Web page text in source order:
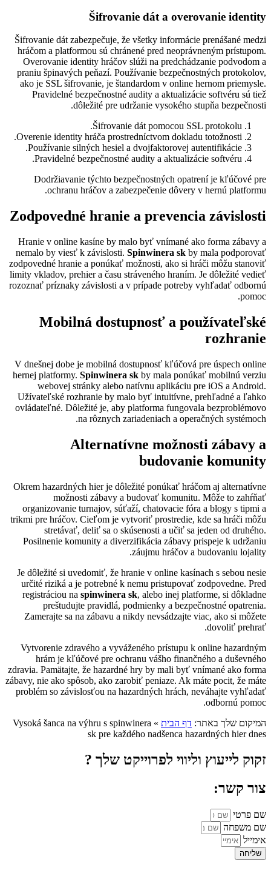
Šifrovanie dát a overovanie identity
Šifrovanie dát zabezpečuje, že všetky informácie prenášané medzi
hráčom a platformou sú chránené pred neoprávneným prístupom.
Overovanie identity hráčov slúži na predchádzanie podvodom a
praniu špinavých peňazí. Používanie bezpečnostných protokolov,
ako je SSL šifrovanie, je štandardom v online hernom priemysle.
Pravidelné bezpečnostné audity a aktualizácie softvéru sú tiež
dôležité pre udržanie vysokého stupňa bezpečnosti.
Šifrovanie dát pomocou SSL protokolu.
Overenie identity hráča prostredníctvom dokladu totožnosti.
Používanie silných hesiel a dvojfaktorovej autentifikácie.
Pravidelné bezpečnostné audity a aktualizácie softvéru.
Dodržiavanie týchto bezpečnostných opatrení je kľúčové pre
ochranu hráčov a zabezpečenie dôvery v hernú platformu.
Zodpovedné hranie a prevencia závislosti
Hranie v online kasíne by malo byť vnímané ako forma zábavy a
nemalo by viesť k závislosti. Spinwinera sk by mala podporovať
zodpovedné hranie a ponúkať možnosti, ako si hráči môžu stanoviť
limity vkladov, prehier a času stráveného hraním. Je dôležité vedieť
rozoznať príznaky závislosti a v prípade potreby vyhľadať odbornú
pomoc.
Mobilná dostupnosť a používateľské
rozhranie
V dnešnej dobe je mobilná dostupnosť kľúčová pre úspech online
hernej platformy. Spinwinera sk by mala ponúkať mobilnú verziu
webovej stránky alebo natívnu aplikáciu pre iOS a Android.
Užívateľské rozhranie by malo byť intuitívne, prehľadné a ľahko
ovládateľné. Dôležité je, aby platforma fungovala bezproblémovo
na rôznych zariadeniach a operačných systémoch.
Alternatívne možnosti zábavy a
budovanie komunity
Okrem hazardných hier je dôležité ponúkať hráčom aj alternatívne
možnosti zábavy a budovať komunitu. Môže to zahŕňať
organizovanie turnajov, súťaží, chatovacie fóra a blogy s tipmi a
trikmi pre hráčov. Cieľom je vytvoriť prostredie, kde sa hráči môžu
stretávať, deliť sa o skúsenosti a učiť sa jeden od druhého.
Posilnenie komunity a diverzifikácia zábavy prispeje k udržaniu
záujmu hráčov a budovaniu lojality.
Je dôležité si uvedomiť, že hranie v online kasínach s sebou nesie
určité riziká a je potrebné k nemu pristupovať zodpovedne. Pred
registráciou na spinwinera sk, alebo inej platforme, si dôkladne
preštudujte pravidlá, podmienky a bezpečnostné opatrenia.
Zamerajte sa na zábavu a nikdy nevsádzajte viac, ako si môžete
dovoliť prehrať.
Vytvorenie zdravého a vyváženého prístupu k online hazardným
hrám je kľúčové pre ochranu vášho finančného a duševného
zdravia. Pamätajte, že hazardné hry by mali byť vnímané ako forma
zábavy, nie ako spôsob, ako zarobiť peniaze. Ak máte pocit, že máte
problém so závislosťou na hazardných hrách, neváhajte vyhľadať
odbornú pomoc.
המיקום שלך באתר: דף הבית »
Vysoká šanca na výhru s spinwinera
sk pre každého nadšenca hazardných hier dnes
זקוק לייעוץ וליווי לפרוייקט שלך ?
צור קשר:
שם פרטי
שם משפחה
אימייל
שליחה